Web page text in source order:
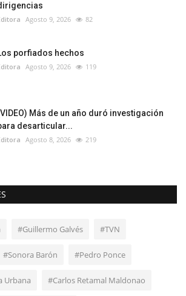
Agosto 9, 2026 82
porfiados hechos
Agosto 9, 2026 119
Más de un año duró investigación
desarticular...
Agosto 8, 2026 219
#Guillermo Galvés #TVN
#Sonora Barón #Pedro Ponce
Urbana #Carlos Retamal Maldonao